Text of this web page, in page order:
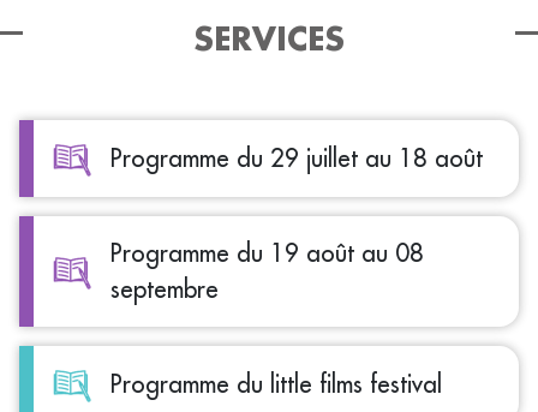
SERVICES
Programme du 29 juillet au 18 août
Programme du 19 août au 08
septembre
Programme du little films festival